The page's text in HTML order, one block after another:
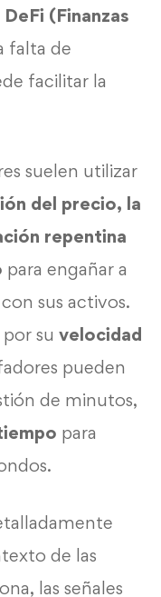
DeFi (Finanzas
falta de
facilitar la
suelen utilizar
del precio, la
repentina
para engañar a
sus activos.
su velocidad
pueden
de minutos,
para
de las
las señales